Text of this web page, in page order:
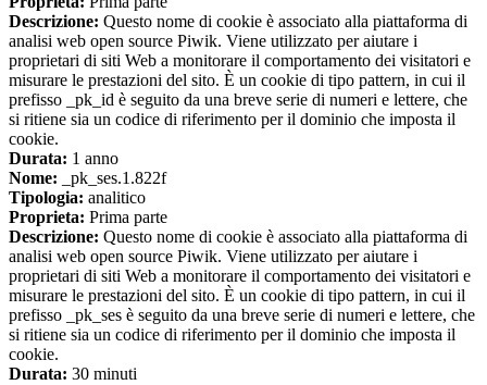
Descrizione: Questo nome di cookie è associato alla piattaforma di
analisi web open source Piwik. Viene utilizzato per aiutare i
proprietari di siti Web a monitorare il comportamento dei visitatori e
misurare le prestazioni del sito. È un cookie di tipo pattern, in cui il
prefisso _pk_id è seguito da una breve serie di numeri e lettere, che
si ritiene sia un codice di riferimento per il dominio che imposta il
cookie.
Durata: 1 anno
Nome: _pk_ses.1.822f
Tipologia: analitico
Proprieta: Prima parte
Descrizione: Questo nome di cookie è associato alla piattaforma di
analisi web open source Piwik. Viene utilizzato per aiutare i
proprietari di siti Web a monitorare il comportamento dei visitatori e
misurare le prestazioni del sito. È un cookie di tipo pattern, in cui il
prefisso _pk_ses è seguito da una breve serie di numeri e lettere, che
si ritiene sia un codice di riferimento per il dominio che imposta il
cookie.
Durata: 30 minuti